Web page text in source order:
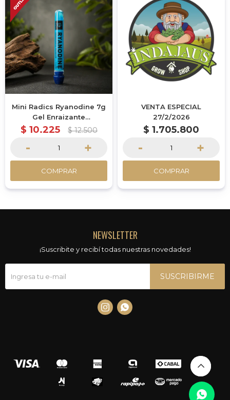
Mini Radics Ryanodine 7g
Gel Enraizante
Estimulador De Raíces
$ 10.225 $ 12.500
- +
COMPRAR
VENTA ESPECIAL
27/2/2026
$ 1.705.800
- +
COMPRAR
NEWSLETTER
¡Suscribite y recibí todas nuestras novedades!
SUSCRIBIRME
 